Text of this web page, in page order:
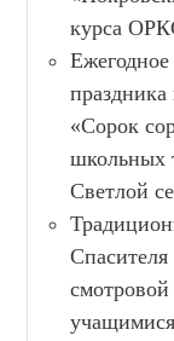
курса
Ежегодное
праздника
«Сорок
школьных
Светлой